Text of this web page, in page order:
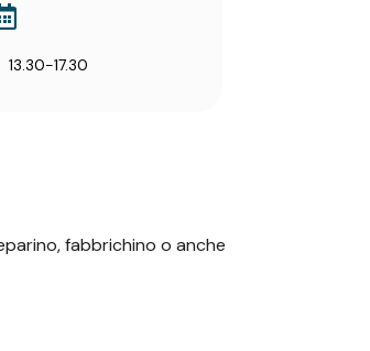
13.30-17.30
fabbrichino o anche